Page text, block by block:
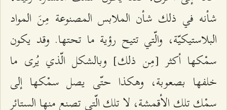
شأنه في ذلك شأن الملابس المصنوعة مِنَ المواد
البلاستيكيّة، والّتي تتيح رؤية ما تحتها. وقد يكون
سمْكها أكثر [مِن ذلك] وبالشكل الّذي يُرى ما
خلفها بصعوبة، وهكذا حتّى يصل سمْكها إلى
سمْك تلك الأقمشة، لا تلك الّتي تصنع منها الستائر